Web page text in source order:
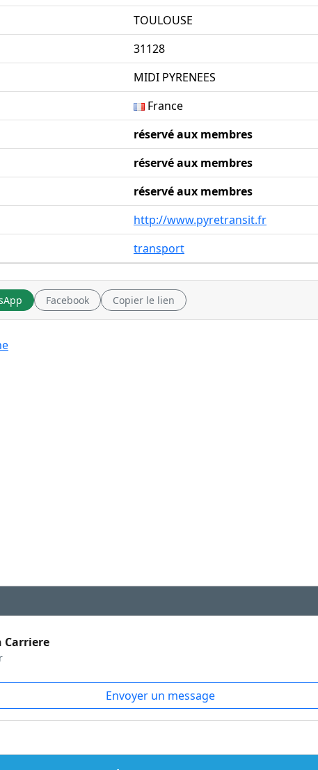
TOULOUSE
31128
MIDI PYRENEES
France
réservé aux membres
réservé aux membres
réservé aux membres
http://www.pyretransit.fr
transport
Facebook Copier le lien
Carriere
Envoyer un message